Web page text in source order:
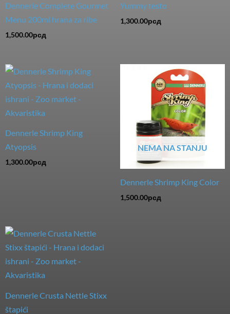
Dennerle Complete Gourmet
Menu 200ml hrana za ribe
1,500.00рсд
Yummy testo
1,300.00рсд
Dennerle Shrimp King
Atyopsis
1,300.00рсд
NEMA NA STANJU
Dennerle Shrimp King Color
1,500.00рсд
Dennerle Crusta Nettle Stixx
štapići